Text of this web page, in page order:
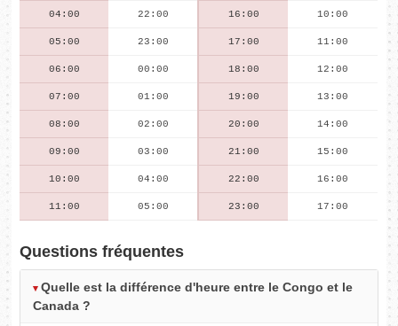
04:00 22:00 16:00 10:00
05:00 23:00 17:00 11:00
06:00 00:00 18:00 12:00
07:00 01:00 19:00 13:00
08:00 02:00 20:00 14:00
09:00 03:00 21:00 15:00
10:00 04:00 22:00 16:00
11:00 05:00 23:00 17:00
Questions fréquentes
Quelle est la différence d'heure entre le Congo et le
Canada ?